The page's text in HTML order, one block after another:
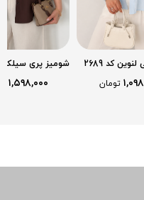
کد 2689
تومان
شومیز پری سیلک کد
۱,۵۹۸,۰۰۰